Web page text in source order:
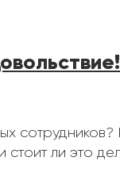
сотрудников?
ли это